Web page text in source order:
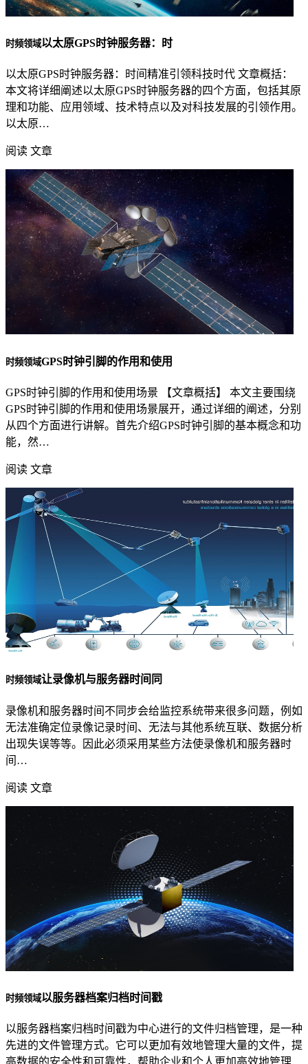
时频领域以太原GPS时钟服务器：时
以太原GPS时钟服务器：时间精准引领科技时代 文章概括：
本文将详细阐述以太原GPS时钟服务器的四个方面，包括其原
理和功能、应用领域、技术特点以及对科技发展的引领作用。
以太原…
阅读 文章
时频领域GPS时钟引脚的作用和使用
GPS时钟引脚的作用和使用场景 【文章概括】 本文主要围绕
GPS时钟引脚的作用和使用场景展开，通过详细的阐述，分别
从四个方面进行讲解。首先介绍GPS时钟引脚的基本概念和功
能，然…
阅读 文章
时频领域让录像机与服务器时间同
录像机和服务器时间不同步会给监控系统带来很多问题，例如
无法准确定位录像记录时间、无法与其他系统互联、数据分析
出现失误等等。因此必须采用某些方法使录像机和服务器时
间…
阅读 文章
时频领域以服务器档案归档时间戳
以服务器档案归档时间戳为中心进行的文件归档管理，是一种
先进的文件管理方式。它可以更加有效地管理大量的文件，提
高数据的安全性和可靠性，帮助企业和个人更加高效地管理